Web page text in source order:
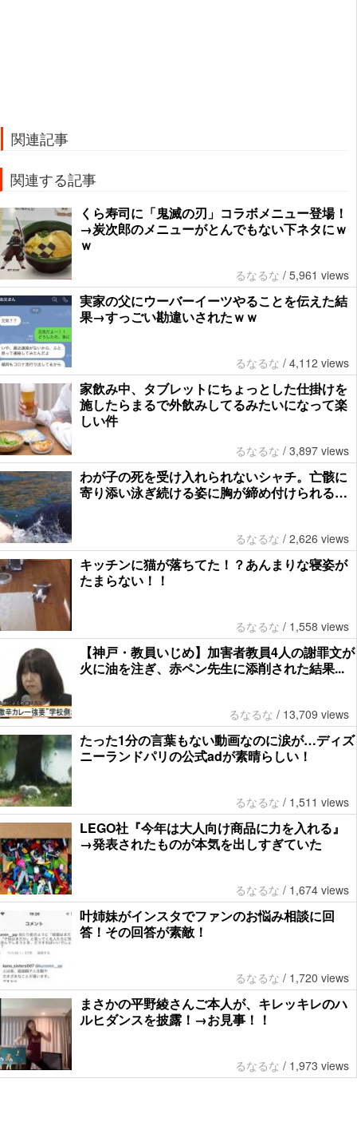
関連記事
関連する記事
くら寿司に「鬼滅の刃」コラボメニュー登場！
→炭次郎のメニューがとんでもない下ネタにｗ
ｗ
るなるな / 5,961 views
実家の父にウーバーイーツやることを伝えた結
果→すっごい勘違いされたｗｗ
るなるな / 4,112 views
家飲み中、タブレットにちょっとした仕掛けを
施したらまるで外飲みしてるみたいになって楽
しい件
るなるな / 3,897 views
わが子の死を受け入れられないシャチ。亡骸に
寄り添い泳ぎ続ける姿に胸が締め付けられる…
るなるな / 2,626 views
キッチンに猫が落ちてた！？あんまりな寝姿が
たまらない！！
るなるな / 1,558 views
【神戸・教員いじめ】加害者教員4人の謝罪文が
火に油を注ぎ、赤ペン先生に添削された結果...
るなるな / 13,709 views
たった1分の言葉もない動画なのに涙が…ディズ
ニーランドパリの公式adが素晴らしい！
るなるな / 1,511 views
LEGO社『今年は大人向け商品に力を入れる』
→発表されたものが本気を出しすぎていた
るなるな / 1,674 views
叶姉妹がインスタでファンのお悩み相談に回
答！その回答が素敵！
るなるな / 1,720 views
まさかの平野綾さんご本人が、キレッキレのハ
ルヒダンスを披露！→お見事！！
るなるな / 1,973 views